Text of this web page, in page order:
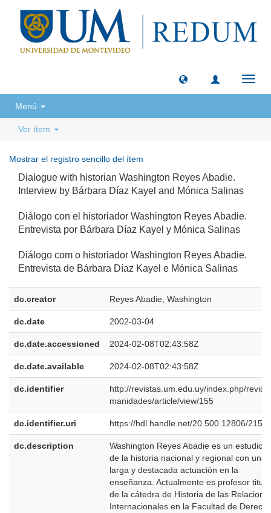
Menú
Ver ítem
Mostrar el registro sencillo del ítem
Dialogue with historian Washington Reyes Abadie.
Interview by Bárbara Díaz Kayel and Mónica Salinas
Diálogo con el historiador Washington Reyes Abadie.
Entrevista por Bárbara Díaz Kayel y Mónica Salinas
Diálogo com o historiador Washington Reyes Abadie.
Entrevista de Bárbara Díaz Kayel e Mónica Salinas
dc.creator Reyes Abadie, Washington
dc.date 2002-03-04
dc.date.accessioned 2024-02-08T02:43:58Z
dc.date.available 2024-02-08T02:43:58Z
dc.identifier
http://revistas.um.edu.uy/index.php/
manidades/article/view/155
dc.identifier.uri https://hdl.handle.net/20.500.12806/2153
dc.description
Washington Reyes Abadie es un
de la historia nacional y regional con una
larga y destacada actuación en la
enseñanza. Actualmente es profesor
de la cátedra de Historia de las
Internacionales en la Facultad de